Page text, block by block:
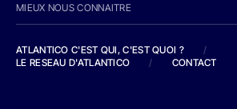
MIEUX NOUS CONNAITRE
ATLANTICO C'EST QUI, C'EST QUOI ?
/
LE RESEAU D'ATLANTICO
/ CONTACT